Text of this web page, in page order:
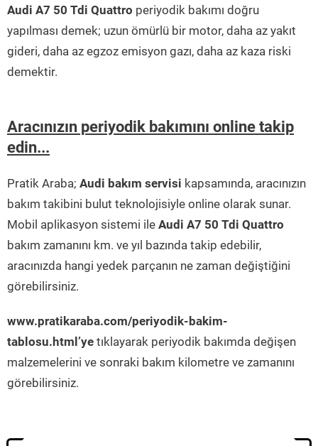
Audi A7 50 Tdi Quattro periyodik bakımı doğru
yapılması demek; uzun ömürlü bir motor, daha az yakıt
gideri, daha az egzoz emisyon gazı, daha az kaza riski
demektir.
Aracınızın periyodik bakımını online takip
edin...
Pratik Araba; Audi bakım servisi kapsamında, aracınızın
bakım takibini bulut teknolojisiyle online olarak sunar.
Mobil aplikasyon sistemi ile Audi A7 50 Tdi Quattro
bakım zamanını km. ve yıl bazında takip edebilir,
aracınızda hangi yedek parçanın ne zaman değiştiğini
görebilirsiniz.
www.pratikaraba.com/periyodik-bakim-
tablosu.html’ye tıklayarak periyodik bakımda değişen
malzemelerini ve sonraki bakım kilometre ve zamanını
görebilirsiniz.